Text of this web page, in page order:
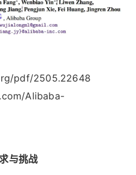
pdf/2505.22648
Alibaba-
与挑战